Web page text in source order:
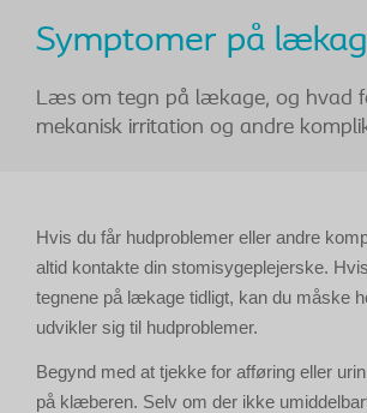
Symptomer på
Læs om tegn på lækage‚ og hvad
mekanisk irritation og andre
Hvis du får hudproblemer eller andre
altid kontakte din stomisygeplejerske.
tegnene på lækage tidligt, kan du måske
udvikler sig til hudproblemer.
Begynd med at tjekke for afføring eller
på klæberen. Selv om der ikke